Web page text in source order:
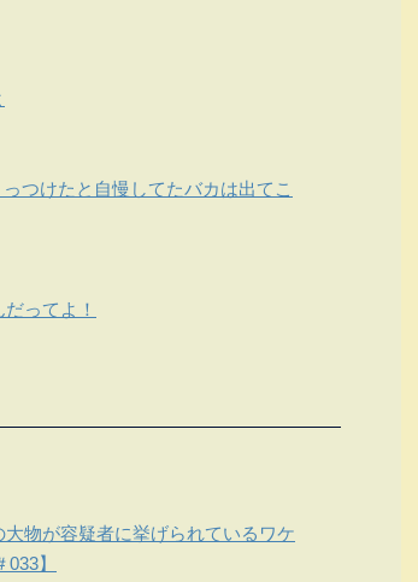
つけたと自慢してたバカは出てこ
ってよ！
物が容疑者に挙げられているワケ
】